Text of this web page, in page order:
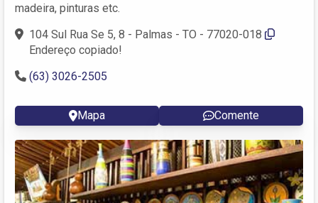
madeira, pinturas etc.
104 Sul Rua Se 5, 8 - Palmas - TO - 77020-018
Endereço copiado!
(63) 3026-2505
Mapa Comente